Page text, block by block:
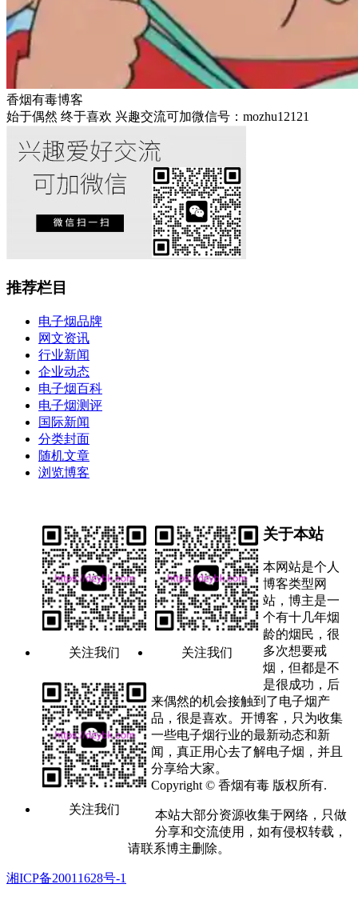
香烟有毒博客
始于偶然 终于喜欢 兴趣交流可加微信号：mozhu12121
推荐栏目
电子烟品牌
网文资讯
行业新闻
企业动态
电子烟百科
电子烟测评
国际新闻
分类封面
随机文章
浏览博客
关注我们 关注我们
关注我们
关于本站
本网站是个人
博客类型网
站，博主是一
个有十几年烟
龄的烟民，很
多次想要戒
烟，但都是不
是很成功，后
来偶然的机会接触到了电子烟产
品，很是喜欢。开博客，只为收集
一些电子烟行业的最新动态和新
闻，真正用心去了解电子烟，并且
分享给大家。
Copyright © 香烟有毒 版权所有.
本站大部分资源收集于网络，只做
分享和交流使用，如有侵权转载，
请联系博主删除。
湘ICP备20011628号-1